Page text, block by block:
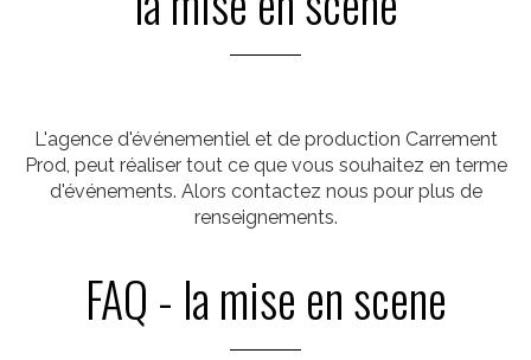
L'agence d'événementiel et de production Carrement
Prod, peut réaliser tout ce que vous souhaitez en terme
d'événements. Alors contactez nous pour plus de
renseignements.
FAQ - la mise en scene